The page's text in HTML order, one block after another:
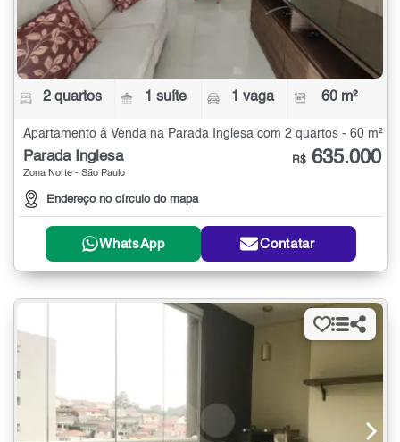
2 quartos 1 suíte 1 vaga 60 m²
Apartamento à Venda na Parada Inglesa com 2 quartos - 60 m²
Parada Inglesa
Zona Norte - São Paulo
Endereço no círculo do mapa
R$ 635.000
WhatsApp Contatar